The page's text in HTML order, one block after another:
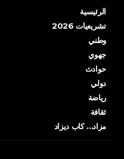
الرئيسية
تشريعيات 2026
وطني
جهوي
حوادث
دولي
رياضة
ثقافة
مزاد… كاب ديزاد